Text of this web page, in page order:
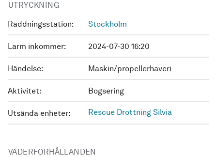
UTRYCKNING
Räddningsstation: Stockholm
Larm inkommer: 2024-07-30 16:20
Händelse: Maskin/propellerhaveri
Aktivitet: Bogsering
Utsända enheter: Rescue Drottning Silvia
VÄDERFÖRHÅLLANDEN